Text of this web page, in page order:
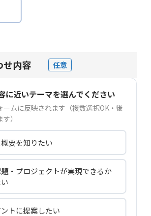
せ内容 任意
に近いテーマを選んでください
ームに反映されます（複数選択OK・後
）
要を知りたい
・プロジェクトが実現できるか
トに提案したい